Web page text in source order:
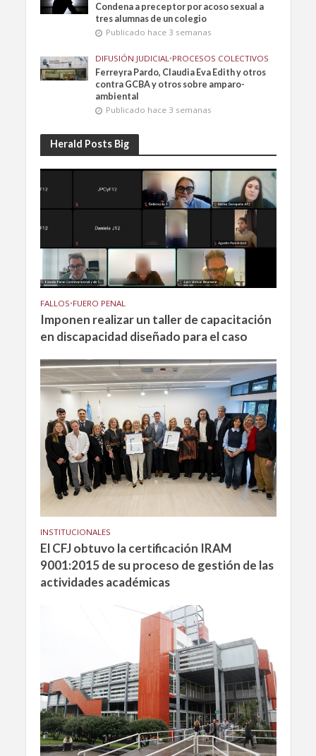
Condena a preceptor por acoso sexual a
tres alumnas de un colegio
Publicado hace 3 semanas
DIFUSIÓN JUDICIAL •PROCESOS COLECTIVOS
Ferreyra Pardo, Claudia Eva Edith y otros
contra GCBA y otros sobre amparo-
ambiental
Publicado hace 3 semanas
Herald Posts Big
FALLOS•FUERO PENAL
Imponen realizar un taller de capacitación
en discapacidad diseñado para el caso
INSTITUCIONALES
El CFJ obtuvo la certificación IRAM
9001:2015 de su proceso de gestión de las
actividades académicas